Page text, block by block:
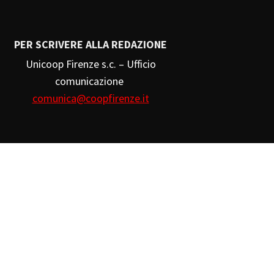
PER SCRIVERE ALLA REDAZIONE
Unicoop Firenze s.c. – Ufficio
comunicazione
comunica@coopfirenze.it